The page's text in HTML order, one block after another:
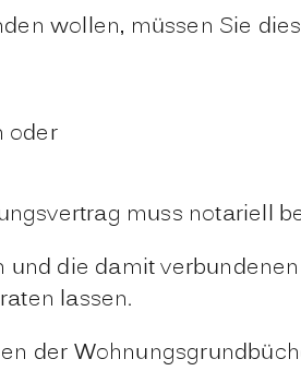
wollen, müssen Sie
oder
muss notariell
die damit
lassen.
der